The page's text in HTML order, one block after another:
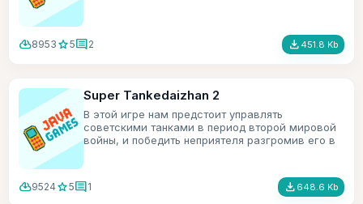
cloud_download8953 star5comment2 file_download 451.8 Kb
Super Tankedaizhan 2
В этой игре нам предстоит управлять
советскими танками в период второй мировой
войны, и победить неприятеля разгромив его в
cloud_download9524 star5comment1 file_download 648.6 Kb